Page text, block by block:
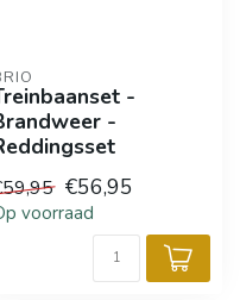
-
-
€56,95
voorraad